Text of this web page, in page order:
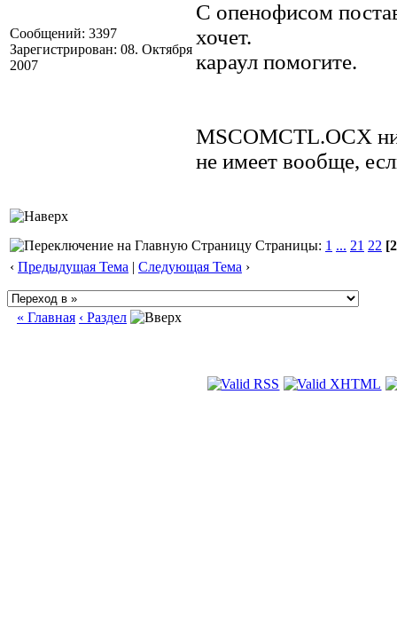
Сообщений: 3397
Зарегистрирован: 08. Октября
2007
С опенофисом
хочет.
караул помогите.
MSCOMCTL.OCX
не имеет вообще,
Страницы: 1 ... 21 22
‹ Предыдущая Тема | Следующая Тема ›
« Главная ‹ Раздел